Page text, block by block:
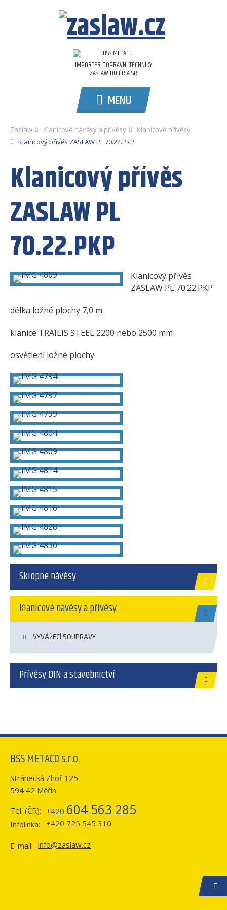
IMPORTÉR DOPRAVNI TECHNIKY
ZASLAW DO ČR A SR
MENU
Zaslaw Klanicové návěsy a přívěsy
Klanicové přívěsy
Klanicový přívěs ZASLAW PL 70.22.PKP
Klanicový přívěs
ZASLAW PL
70.22.PKP
Klanicový přívěs
ZASLAW PL 70.22.PKP
délka ložné plochy 7,0 m
klanice TRAILIS STEEL 2200 nebo 2500 mm
osvětlení ložné plochy
Sklopné návěsy
Klanicové návěsy a přívěsy
VYVÁŽECÍ SOUPRAVY
Přívěsy DIN a stavebnictví
BSS METACO s.r.o.
Stránecká Zhoř 125
594 42 Měřín
Tel. (ČR): +420 604 563 285
Infolinka: +420 725 545 310
E-mail: info@zaslaw.cz